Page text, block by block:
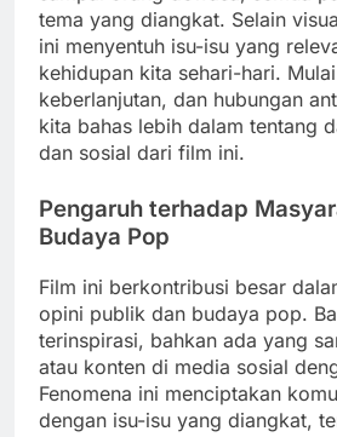
tema yang diangkat. Selain
ini menyentuh isu-isu yang
kehidupan kita sehari-hari.
keberlanjutan, dan hubungan
kita bahas lebih dalam tentang
dan sosial dari film ini.
Pengaruh terhadap
Budaya Pop
Film ini berkontribusi besar
opini publik dan budaya pop.
terinspirasi, bahkan ada yang
atau konten di media sosial
Fenomena ini menciptakan
dengan isu-isu yang diangkat,